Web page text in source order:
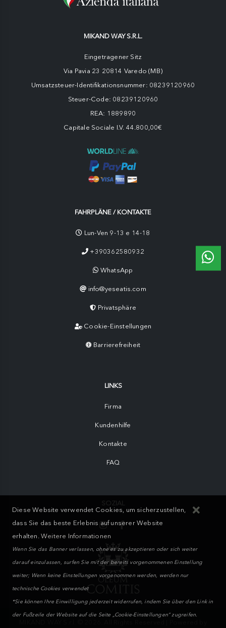
MIKAND WAY S.R.L.
Eingetragener Sitz
Via Pavia 23 20814 Varedo (MB)
Umsatzsteuer-Identifikationsnummer: 08239120960
Steuer-Code: 08239120960
REA: 1889890
Capitale Sociale I.V. 44.800,00€
FAHRPLÄNE / KONTAKTE
Lun-Ven 9-13 e 14-18
+390362580932
WhatsApp
info@yeseatis.com
Privatsphäre
Cookie-Einstellungen
Barrierefreiheit
LINKS
Firma
Kundenhilfe
Kontakte
FAQ
Diese Website verwendet Cookies, um sicherzustellen,
dass Sie das beste Erlebnis auf unserer Website
erhalten.Weitere Informationen
Wenn Sie das Banner verlassen, ohne es zu akzeptieren oder sich weiter
darauf einzulassen, surfen Sie mit der bereits vorgenommenen Einstellung
weiter; Wenn keine Einstellungen vorgenommen werden, werden nur
technische Cookies verwendet
*Sie können Ihre Einwilligung jederzeit widerrufen, indem Sie über den Link in
der Fußzeile der Website auf die Seite „Cookie-Einstellungen“ zugreifen.